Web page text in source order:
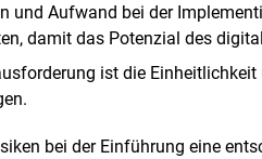
und Aufwand bei der
damit das Potenzial des
ist die
bei der Einführung eine